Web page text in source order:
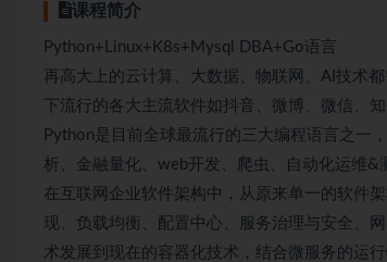
课程简介
Python+Linux+K8s+Mysql DBA+Go语言
再高大上的云计算、大数据、物联网、AI技术
下流行的各大主流软件如抖音、微博、微信、
Python是目前全球最流行的三大编程语言之一
析、金融量化、web开发、爬虫、自动化运维&
在互联网企业软件架构中，从原来单一的软件
现、负载均衡、配置中心、服务治理与安全、
术发展到现在的容器化技术，结合微服务的运